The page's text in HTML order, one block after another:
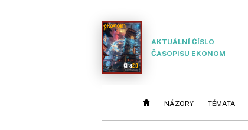
AKTUÁLNÍ ČÍSLO
ČASOPISU EKONOM
NÁZORY TÉMATA